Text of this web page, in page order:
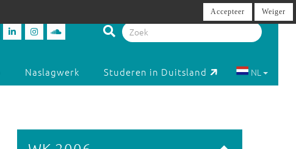
Naslagwerk Studeren in Duitsland NL
Accepteer Weiger